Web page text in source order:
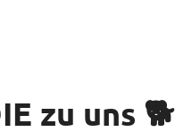
zu uns 🐕